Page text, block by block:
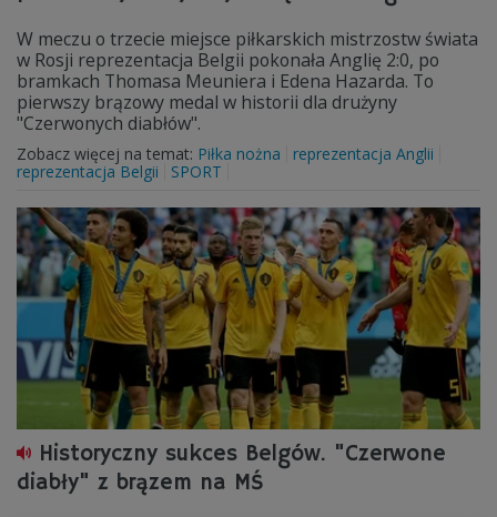
W meczu o trzecie miejsce piłkarskich mistrzostw świata
w Rosji reprezentacja Belgii pokonała Anglię 2:0, po
bramkach Thomasa Meuniera i Edena Hazarda. To
pierwszy brązowy medal w historii dla drużyny
"Czerwonych diabłów".
Zobacz więcej na temat: Piłka nożna
reprezentacja Anglii
reprezentacja Belgii
SPORT
Historyczny sukces Belgów. "Czerwone
diabły" z brązem na MŚ